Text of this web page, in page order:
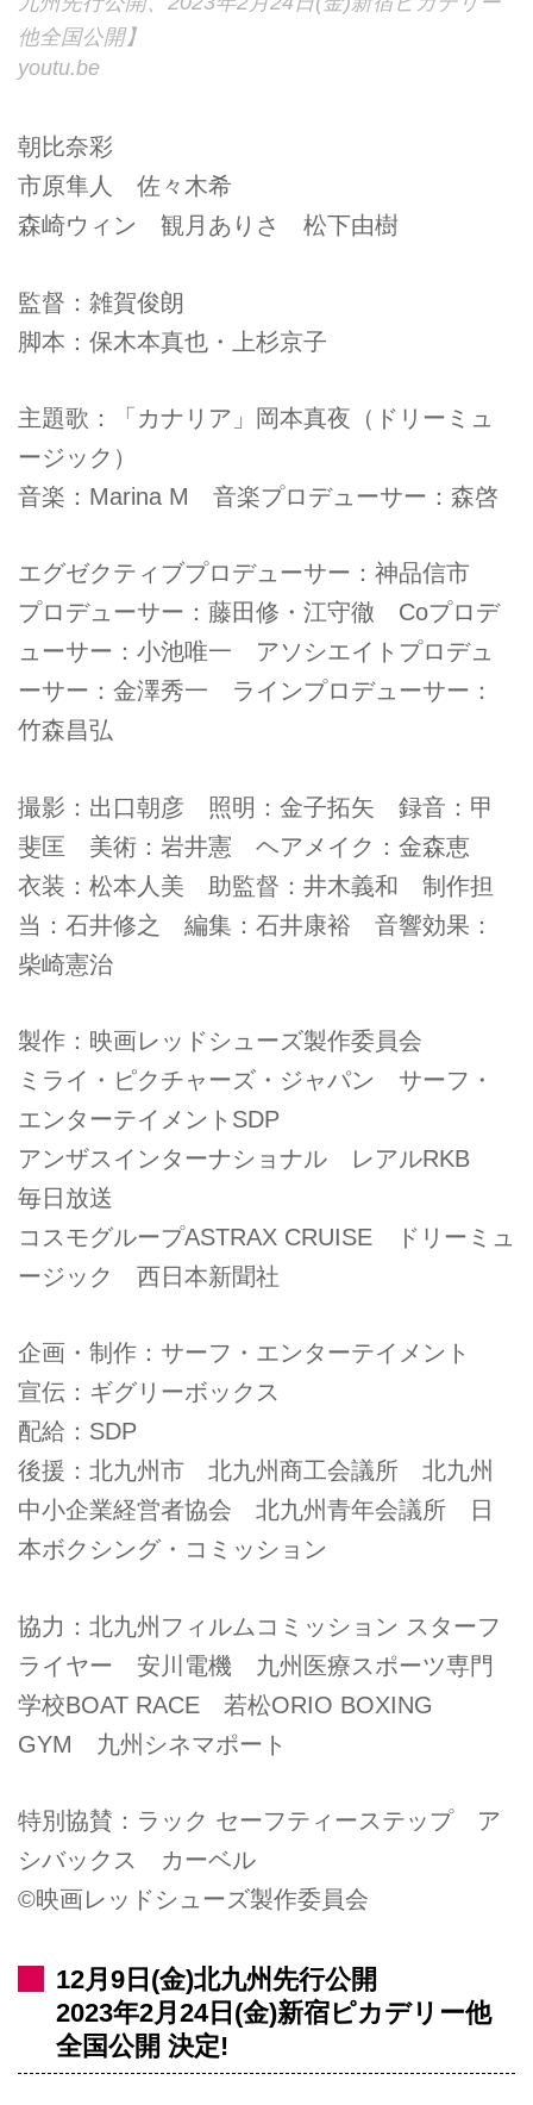
他全国公開】
youtu.be
朝比奈彩
市原隼人 佐々木希
森崎ウィン 観月ありさ 松下由樹
監督：雑賀俊朗
脚本：保木本真也・上杉京子
主題歌：「カナリア」岡本真夜（ドリーミュ
ージック）
音楽：Marina M 音楽プロデューサー：森啓
エグゼクティブプロデューサー：神品信市
プロデューサー：藤田修・江守徹 Coプロデ
ューサー：小池唯一 アソシエイトプロデュ
ーサー：金澤秀一 ラインプロデューサー：
竹森昌弘
撮影：出口朝彦 照明：金子拓矢 録音：甲
斐匡 美術：岩井憲 ヘアメイク：金森恵
衣装：松本人美 助監督：井木義和 制作担
当：石井修之 編集：石井康裕 音響効果：
柴崎憲治
製作：映画レッドシューズ製作委員会
ミライ・ピクチャーズ・ジャパン サーフ・
エンターテイメントSDP
アンザスインターナショナル レアルRKB
毎日放送
コスモグループASTRAX CRUISE ドリーミュ
ージック 西日本新聞社
企画・制作：サーフ・エンターテイメント
宣伝：ギグリーボックス
配給：SDP
後援：北九州市 北九州商工会議所 北九州
中小企業経営者協会 北九州青年会議所 日
本ボクシング・コミッション
協力：北九州フィルムコミッション スターフ
ライヤー 安川電機 九州医療スポーツ専門
学校BOAT RACE 若松ORIO BOXING
GYM 九州シネマポート
特別協賛：ラック セーフティーステップ ア
シバックス カーベル
©映画レッドシューズ製作委員会
12月9日(金)北九州先行公開
2023年2月24日(金)新宿ピカデリー他
全国公開 決定!